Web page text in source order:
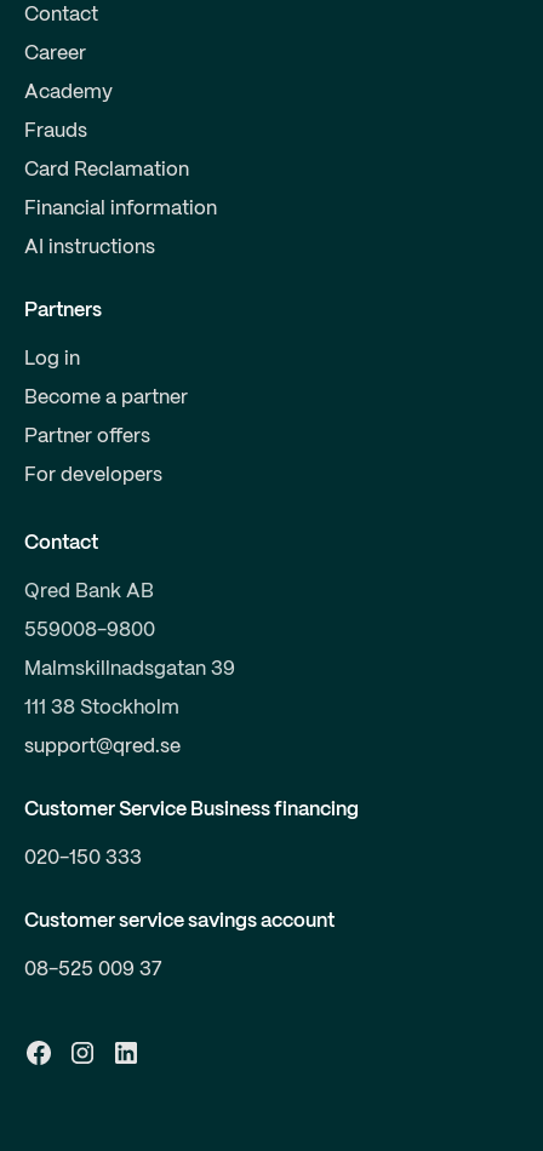
Contact
Career
Academy
Frauds
Card Reclamation
Financial information
AI instructions
Partners
Log in
Become a partner
Partner offers
For developers
Contact
Qred Bank AB
559008-9800
Malmskillnadsgatan 39
111 38 Stockholm
support@qred.se
Customer Service Business financing
020-150 333
Customer service savings account
08-525 009 37